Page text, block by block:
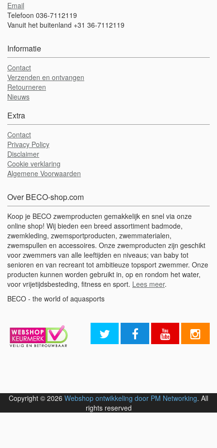
Email
Telefoon 036-7112119
Vanuit het buitenland +31 36-7112119
Informatie
Contact
Verzenden en ontvangen
Retourneren
Nieuws
Extra
Contact
Privacy Policy
Disclaimer
Cookie verklaring
Algemene Voorwaarden
Over BECO-shop.com
Koop je BECO zwemproducten gemakkelijk en snel via onze
online shop! Wij bieden een breed assortiment badmode,
zwemkleding, zwemsportproducten, zwemmaterialen,
zwemspullen en accessoires. Onze zwemproducten zijn geschikt
voor zwemmers van alle leeftijden en niveaus; van baby tot
senioren en van recreant tot ambitieuze topsport zwemmer. Onze
producten kunnen worden gebruikt in, op en rondom het water,
voor vrijetijdsbesteding, fitness en sport. Lees meer.
BECO - the world of aquasports
Copyright © 2026 Webshop ontwikkeling door PM Networking. All
rights reserved